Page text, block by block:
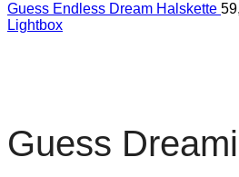
Guess Endless Dream Halskette
Lightbox
Guess